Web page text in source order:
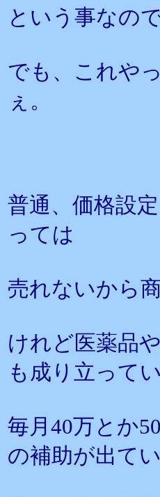
という事なの
でも、これや
ぇ。
普通、価格設
っては
売れないから
けれど医薬品
も成り立ってい
毎月40万とか
の補助が出てい